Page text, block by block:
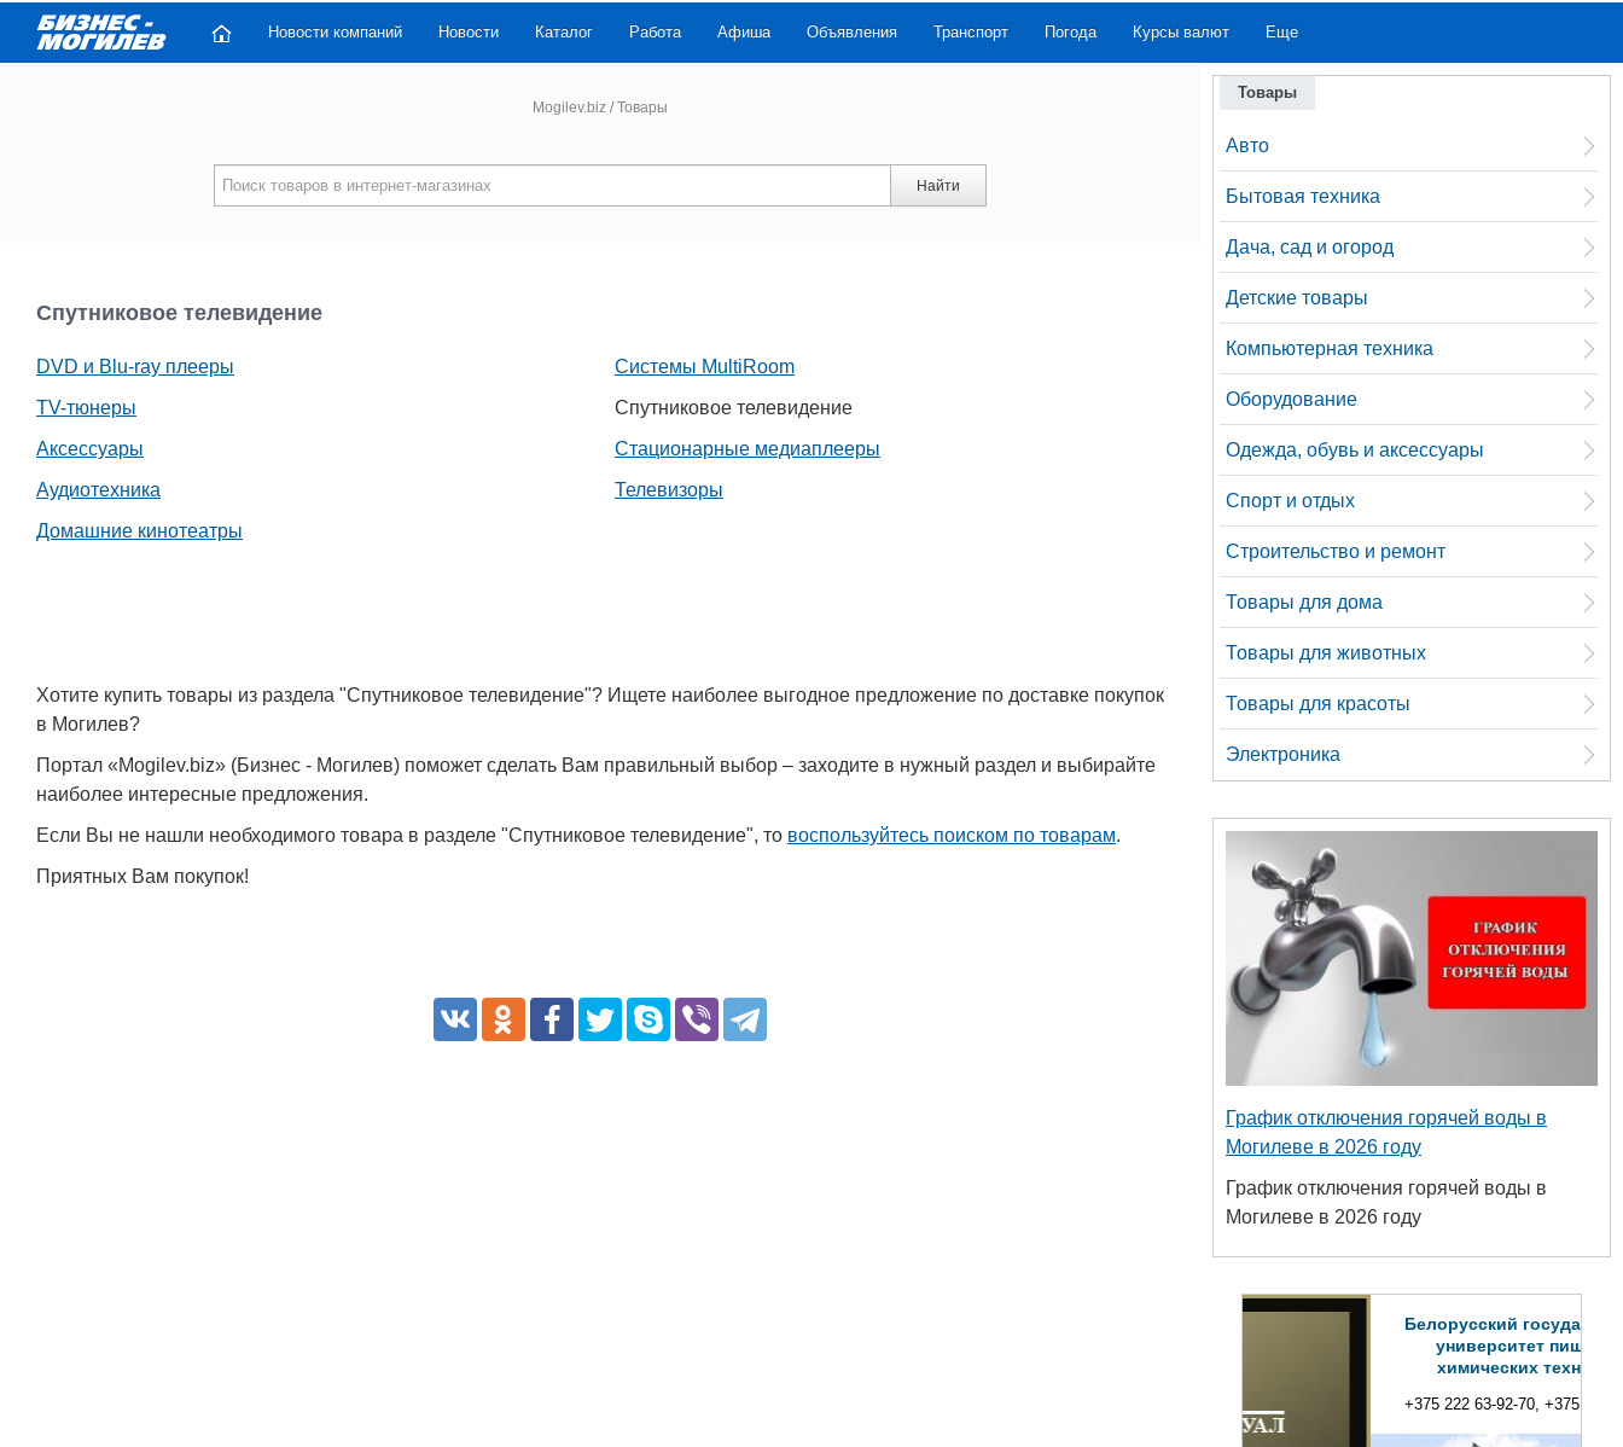
Новости компаний Новости Каталог Работа Афиша Объявления Транспорт Погода Курсы валют Еще
Mogilev.biz /Товары
Найти
Спутниковое телевидение
DVD и Blu-ray плееры
TV-тюнеры
Аксессуары
Аудиотехника
Домашние кинотеатры
Системы MultiRoom
Спутниковое телевидение
Стационарные медиаплееры
Телевизоры
Хотите купить товары из раздела "Спутниковое телевидение"? Ищете наиболее выгодное предложение по доставке покупок
в Могилев?
Портал «Mogilev.biz» (Бизнес - Могилев) поможет сделать Вам правильный выбор – заходите в нужный раздел и выбирайте
наиболее интересные предложения.
Если Вы не нашли необходимого товара в разделе "Спутниковое телевидение", то воспользуйтесь поиском по товарам.
Приятных Вам покупок!
Товары
Авто
Бытовая техника
Дача, сад и огород
Детские товары
Компьютерная техника
Оборудование
Одежда, обувь и аксессуары
Спорт и отдых
Строительство и ремонт
Товары для дома
Товары для животных
Товары для красоты
Электроника
График отключения горячей воды в
Могилеве в 2026 году
График отключения горячей воды в
Могилеве в 2026 году
Белорусский государственный
университет пищевых и
химических технологий
+375 222 63-92-70, +375 222 63-18-45